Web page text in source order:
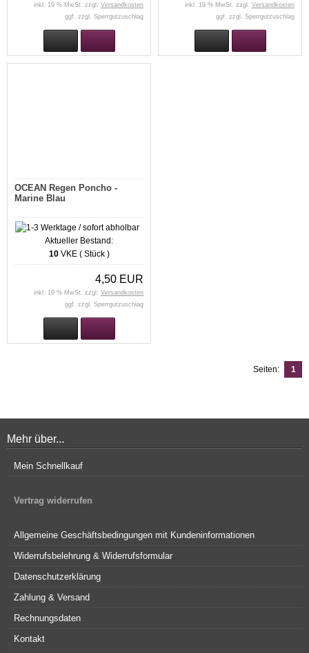
inkl. 19 % MwSt. zzgl. Versandkosten
ggf. zzgl. Sperrgutzuschlag
inkl. 19 % MwSt. zzgl. Versandkosten
ggf. zzgl. Sperrgutzuschlag
OCEAN Regen Poncho -
Marine Blau
Aktueller Bestand:
10VKE ( Stück )
4,50 EUR
inkl. 19 % MwSt. zzgl. Versandkosten
ggf. zzgl. Sperrgutzuschlag
Seiten: 1
Mehr über...
Mein Schnellkauf
Vertrag widerrufen
Allgemeine Geschäftsbedingungen mit Kundeninformationen
Widerrufsbelehrung & Widerrufsformular
Datenschutzerklärung
Zahlung & Versand
Rechnungsdaten
Kontakt